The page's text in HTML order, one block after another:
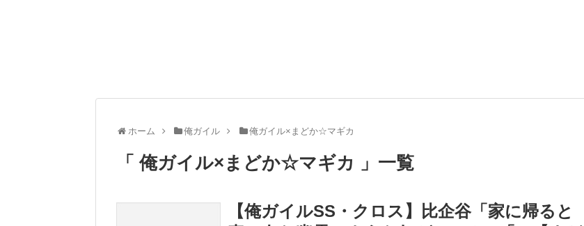
ホーム 俺ガイル 俺ガイル×まどか☆マギカ
「 俺ガイル×まどか☆マギカ 」一覧
【俺ガイルSS・クロス】比企谷「家に帰ると